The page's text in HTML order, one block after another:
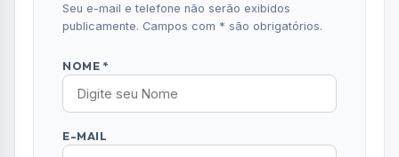
Seu e-mail e telefone não serão exibidos
publicamente. Campos com * são obrigatórios.
NOME *
E-MAIL